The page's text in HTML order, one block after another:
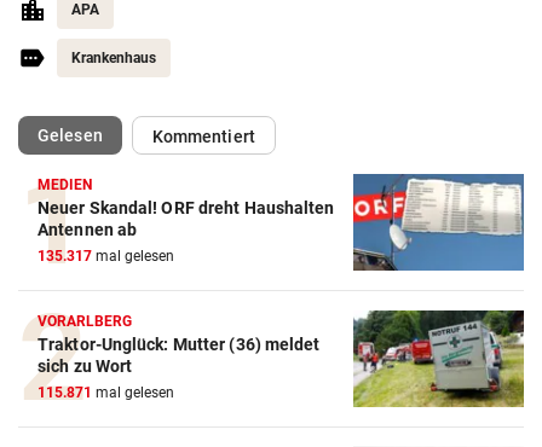
APA
Krankenhaus
Gelesen(ausgewählt)Kommentiert
MEDIEN
Neuer Skandal! ORF dreht Haushalten
Antennen ab
135.317 mal gelesen
VORARLBERG
Traktor-Unglück: Mutter (36) meldet
sich zu Wort
115.871 mal gelesen